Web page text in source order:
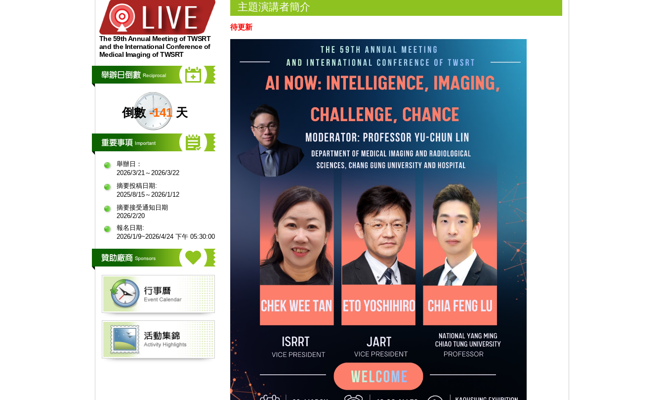
The 59th Annual Meeting of TWSRT
and the International Conference of
Medical Imaging of TWSRT
倒數 -141 天
舉辦日：
2026/3/21～2026/3/22
摘要投稿日期:
2025/8/15～2026/1/12
摘要接受通知日期
2026/2/20
報名日期:
2026/1/9~2026/4/24 下午 05:30:00
主題演講者簡介
待更新